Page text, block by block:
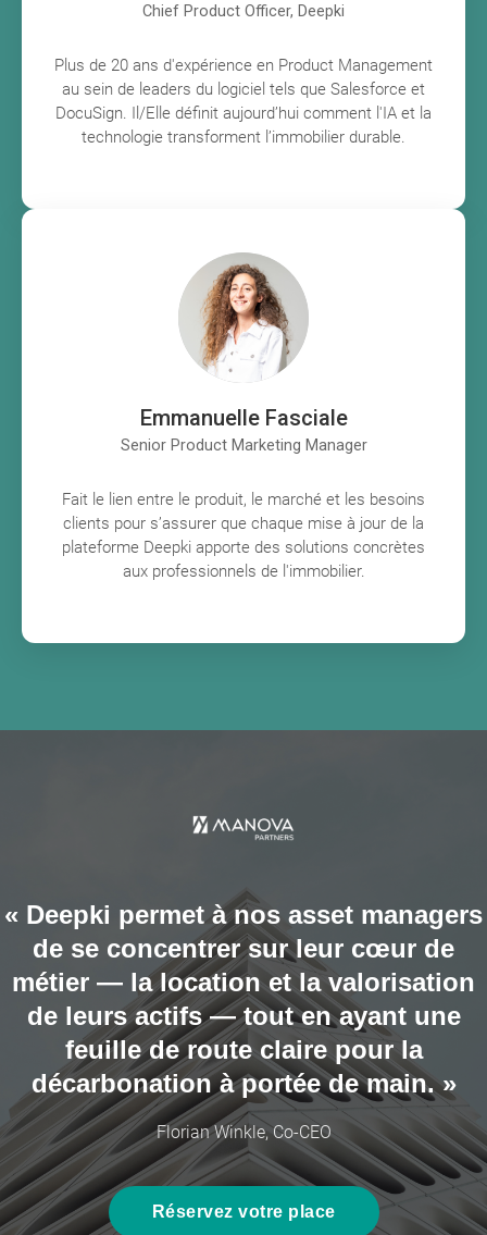
Chief Product Officer, Deepki
Plus de 20 ans d'expérience en Product Management
au sein de leaders du logiciel tels que Salesforce et
DocuSign. Il/Elle définit aujourd’hui comment l'IA et la
technologie transforment l’immobilier durable.
Emmanuelle Fasciale
Senior Product Marketing Manager
Fait le lien entre le produit, le marché et les besoins
clients pour s’assurer que chaque mise à jour de la
plateforme Deepki apporte des solutions concrètes
aux professionnels de l'immobilier.
« Deepki permet à nos asset managers
de se concentrer sur leur cœur de
métier — la location et la valorisation
de leurs actifs — tout en ayant une
feuille de route claire pour la
décarbonationà portée de main. »
Florian Winkle, Co-CEO
Réservez votre place